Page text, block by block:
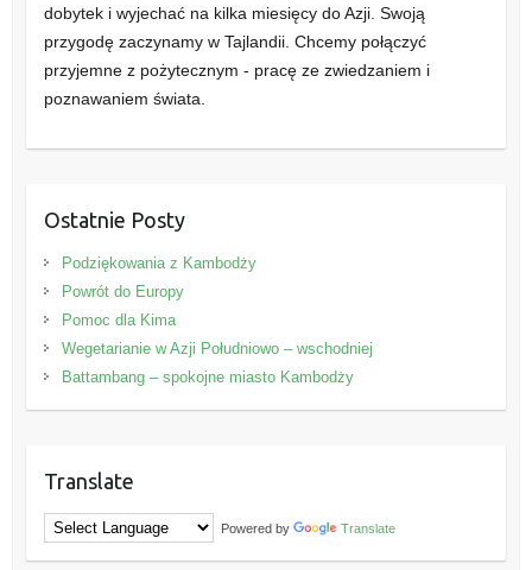
dobytek i wyjechać na kilka miesięcy do Azji. Swoją
przygodę zaczynamy w Tajlandii. Chcemy połączyć
przyjemne z pożytecznym - pracę ze zwiedzaniem i
poznawaniem świata.
Ostatnie Posty
Podziękowania z Kambodży
Powrót do Europy
Pomoc dla Kima
Wegetarianie w Azji Południowo – wschodniej
Battambang – spokojne miasto Kambodży
Translate
Powered by Translate